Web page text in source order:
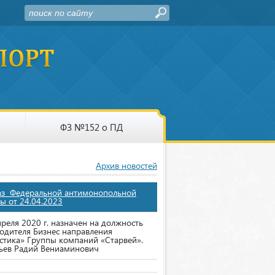
ФЗ №152 о ПД
Архив новостей
Федеральной антимонопольной
от 24.04.2023
2020 г. назначен на должность
Бизнес направления
Группы компаний «Старвей».
Радий Вениаминович